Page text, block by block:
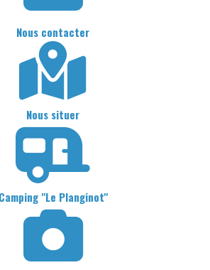
Nous contacter
Nous situer
Camping "Le Planginot"